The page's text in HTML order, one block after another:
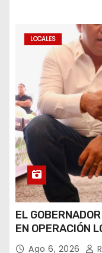
LOCALES
EL
EN OPERACIÓN
PERROS ROBOT
Ago 6, 2026